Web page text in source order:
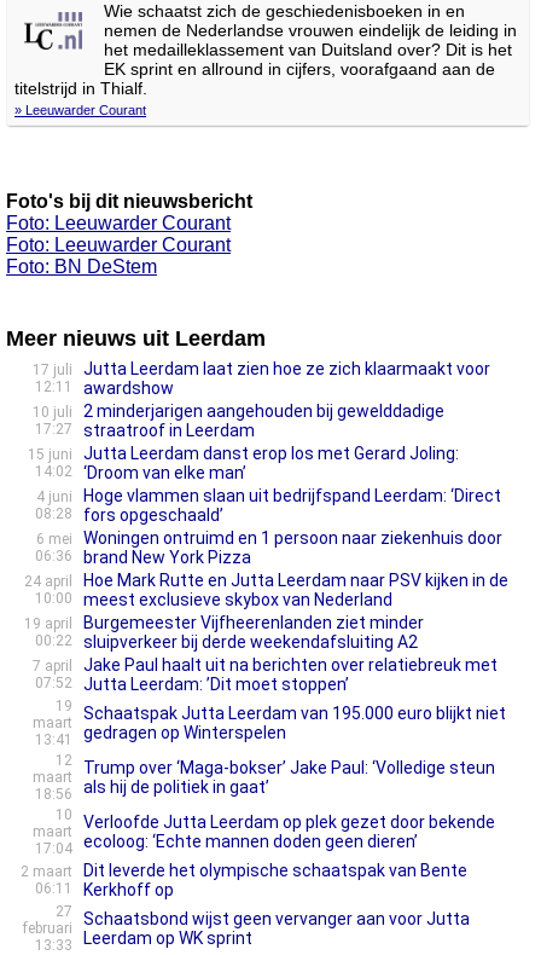
Wie schaatst zich de geschiedenisboeken in en
nemen de Nederlandse vrouwen eindelijk de leiding in
het medailleklassement van Duitsland over? Dit is het
EK sprint en allround in cijfers, voorafgaand aan de
titelstrijd in Thialf.
» Leeuwarder Courant
Foto's bij dit nieuwsbericht
Foto: Leeuwarder Courant
Foto: Leeuwarder Courant
Foto: BN DeStem
Meer nieuws uit Leerdam
17 juli
12:11
Jutta Leerdam laat zien hoe ze zich klaarmaakt voor
awardshow
10 juli
17:27
2 minderjarigen aangehouden bij gewelddadige
straatroof in Leerdam
15 juni
14:02
Jutta Leerdam danst erop los met Gerard Joling:
‘Droom van elke man’
4 juni
08:28
Hoge vlammen slaan uit bedrijfspand Leerdam: ‘Direct
fors opgeschaald’
6 mei
06:36
Woningen ontruimd en 1 persoon naar ziekenhuis door
brand New York Pizza
24 april
10:00
Hoe Mark Rutte en Jutta Leerdam naar PSV kijken in de
meest exclusieve skybox van Nederland
19 april
00:22
Burgemeester Vijfheerenlanden ziet minder
sluipverkeer bij derde weekendafsluiting A2
7 april
07:52
Jake Paul haalt uit na berichten over relatiebreuk met
Jutta Leerdam: ’Dit moet stoppen’
19
maart
13:41
Schaatspak Jutta Leerdam van 195.000 euro blijkt niet
gedragen op Winterspelen
12
maart
18:56
Trump over ‘Maga-bokser’ Jake Paul: ‘Volledige steun
als hij de politiek in gaat’
10
maart
17:04
Verloofde Jutta Leerdam op plek gezet door bekende
ecoloog: ‘Echte mannen doden geen dieren’
2 maart
06:11
Dit leverde het olympische schaatspak van Bente
Kerkhoff op
27
februari
13:33
Schaatsbond wijst geen vervanger aan voor Jutta
Leerdam op WK sprint